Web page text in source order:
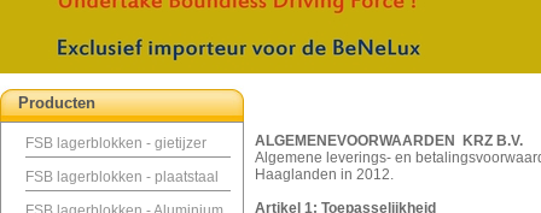
Producten
FSB lagerblokken - gietijzer
FSB lagerblokken - plaatstaal
ALGEMENEVOORWAARDEN KRZ B.V.
Algemene leverings- en
Haaglanden in 2012.
Artikel 1: Toepasselijkheid